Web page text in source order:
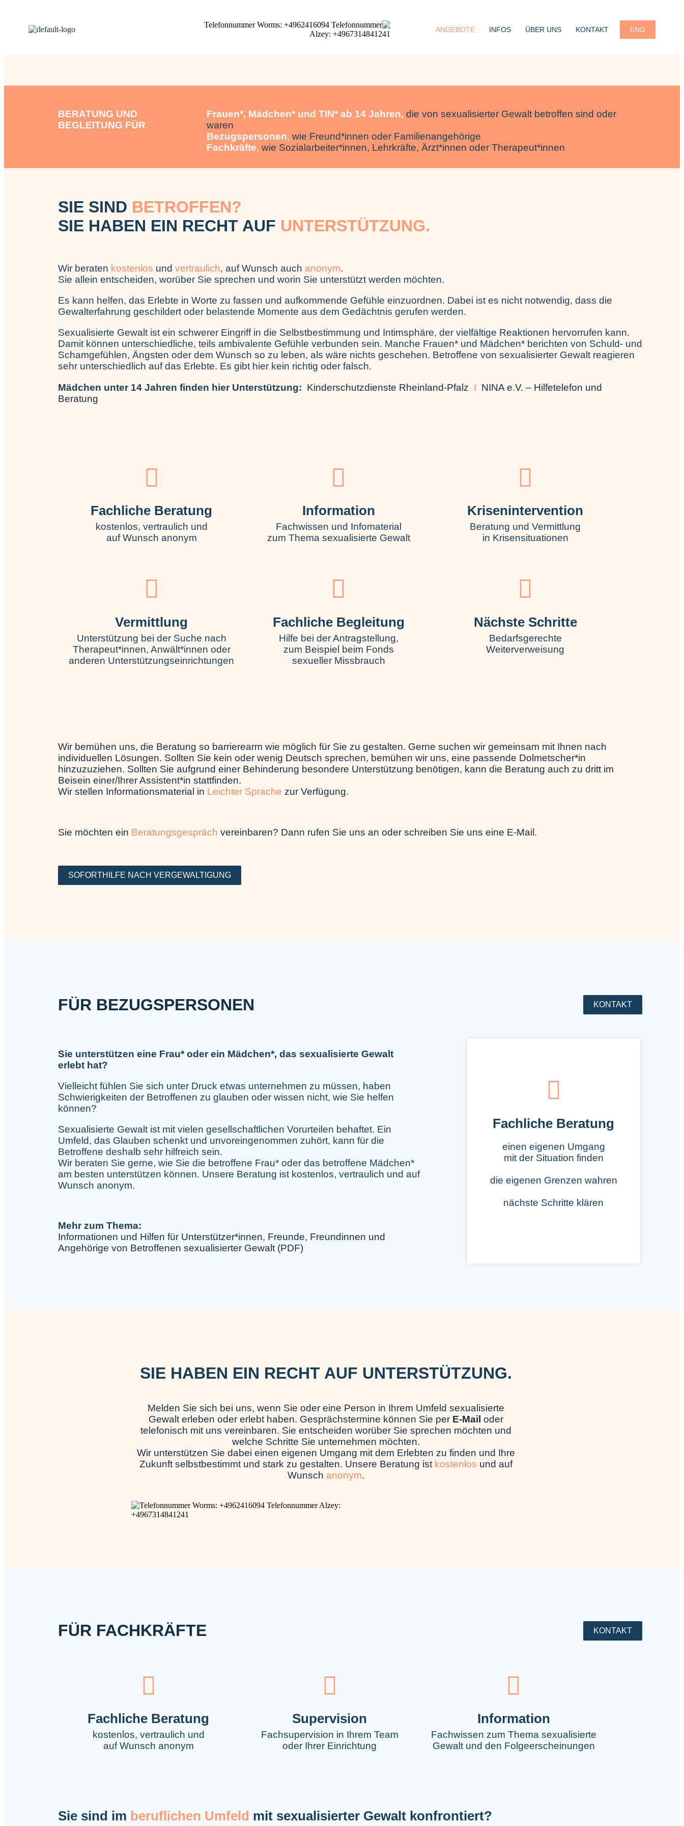
ANGEBOTE INFOS ÜBER UNS KONTAKT ENG
BERATUNG UND
BEGLEITUNG FÜR
Frauen*, Mädchen* und TIN* ab 14 Jahren, die von sexualisierter Gewalt betroffen sind oder
waren
Bezugspersonen, wie Freund*innen oder Familienangehörige
Fachkräfte, wie Sozialarbeiter*innen, Lehrkräfte, Ärzt*innen oder Therapeut*innen
SIE SIND BETROFFEN?
SIE HABEN EIN RECHT AUF UNTERSTÜTZUNG.
Wir beraten kostenlos und vertraulich, auf Wunsch auch anonym.
Sie allein entscheiden, worüber Sie sprechen und worin Sie unterstützt werden möchten.
Es kann helfen, das Erlebte in Worte zu fassen und aufkommende Gefühle einzuordnen. Dabei ist es nicht notwendig, dass die
Gewalterfahrung geschildert oder belastende Momente aus dem Gedächtnis gerufen werden.
Sexualisierte Gewalt ist ein schwerer Eingriff in die Selbstbestimmung und Intimsphäre, der vielfältige Reaktionen hervorrufen kann.
Damit können unterschiedliche, teils ambivalente Gefühle verbunden sein. Manche Frauen* und Mädchen* berichten von Schuld- und
Schamgefühlen, Ängsten oder dem Wunsch so zu leben, als wäre nichts geschehen. Betroffene von sexualisierter Gewalt reagieren
sehr unterschiedlich auf das Erlebte. Es gibt hier kein richtig oder falsch.
Mädchen unter 14 Jahren finden hier Unterstützung: Kinderschutzdienste Rheinland-Pfalz I NINA e.V. – Hilfetelefon und
Beratung
Fachliche Beratung
kostenlos, vertraulich und
auf Wunsch anonym
Information
Fachwissen und Infomaterial
zum Thema sexualisierte Gewalt
Krisenintervention
Beratung und Vermittlung
in Krisensituationen
Vermittlung
Unterstützung bei der Suche nach
Therapeut*innen, Anwält*innen oder
anderen Unterstützungseinrichtungen
Fachliche Begleitung
Hilfe bei der Antragstellung,
zum Beispiel beim Fonds
sexueller Missbrauch
Nächste Schritte
Bedarfsgerechte
Weiterverweisung
Wir bemühen uns, die Beratung so barrierearm wie möglich für Sie zu gestalten. Gerne suchen wir gemeinsam mit Ihnen nach
individuellen Lösungen. Sollten Sie kein oder wenig Deutsch sprechen, bemühen wir uns, eine passende Dolmetscher*in
hinzuzuziehen. Sollten Sie aufgrund einer Behinderung besondere Unterstützung benötigen, kann die Beratung auch zu dritt im
Beisein einer/Ihrer Assistent*in stattfinden.
Wir stellen Informationsmaterial in Leichter Sprache zur Verfügung.
Sie möchten ein Beratungsgespräch vereinbaren? Dann rufen Sie uns an oder schreiben Sie uns eine E-Mail.
SOFORTHILFE NACH VERGEWALTIGUNG
FÜR BEZUGSPERSONEN KONTAKT
Sie unterstützen eine Frau* oder ein Mädchen*, das sexualisierte Gewalt
erlebt hat?
Vielleicht fühlen Sie sich unter Druck etwas unternehmen zu müssen, haben
Schwierigkeiten der Betroffenen zu glauben oder wissen nicht, wie Sie helfen
können?
Sexualisierte Gewalt ist mit vielen gesellschaftlichen Vorurteilen behaftet. Ein
Umfeld, das Glauben schenkt und unvoreingenommen zuhört, kann für die
Betroffene deshalb sehr hilfreich sein.
Wir beraten Sie gerne, wie Sie die betroffene Frau* oder das betroffene Mädchen*
am besten unterstützen können. Unsere Beratung ist kostenlos, vertraulich und auf
Wunsch anonym.
Mehr zum Thema:
Informationen und Hilfen für Unterstützer*innen, Freunde, Freundinnen und
Angehörige von Betroffenen sexualisierter Gewalt (PDF)
Fachliche Beratung
einen eigenen Umgang
mit der Situation finden
die eigenen Grenzen wahren
nächste Schritte klären
SIE HABEN EIN RECHT AUF UNTERSTÜTZUNG.
Melden Sie sich bei uns, wenn Sie oder eine Person in Ihrem Umfeld sexualisierte
Gewalt erleben oder erlebt haben. Gesprächstermine können Sie perE-Mail oder
telefonisch mit uns vereinbaren. Sie entscheiden worüber Sie sprechen möchten und
welche Schritte Sie unternehmen möchten.
Wir unterstützen Sie dabei einen eigenen Umgang mit dem Erlebten zu finden und Ihre
Zukunft selbstbestimmt und stark zu gestalten. Unsere Beratung ist kostenlos und auf
Wunsch anonym.
FÜR FACHKRÄFTE KONTAKT
Fachliche Beratung
kostenlos, vertraulich und
auf Wunsch anonym
Supervision
Fachsupervision in Ihrem Team
oder Ihrer Einrichtung
Information
Fachwissen zum Thema sexualisierte
Gewalt und den Folgeerscheinungen
Sie sind im beruflichen Umfeld mit sexualisierter Gewalt konfrontiert?